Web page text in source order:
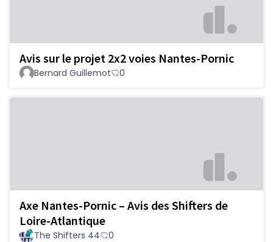
Avis sur le projet 2x2 voies Nantes-Pornic
Bernard Guillemot 0
Axe Nantes-Pornic – Avis des Shifters de
Loire-Atlantique
The Shifters 44 0